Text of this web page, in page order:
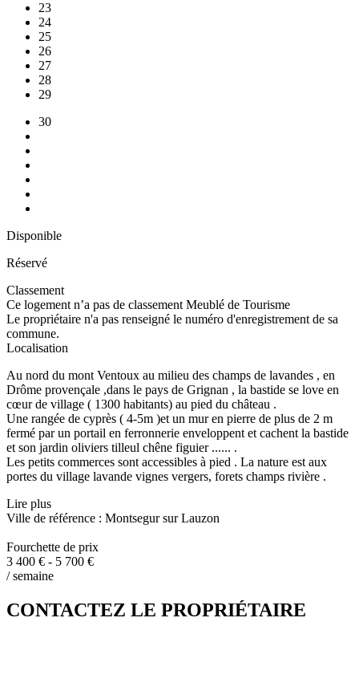
23
24
25
26
27
28
29
30
Disponible
Réservé
Classement
Ce logement n’a pas de classement Meublé de Tourisme
Le propriétaire n'a pas renseigné le numéro d'enregistrement de sa
commune.
Localisation
Au nord du mont Ventoux au milieu des champs de lavandes , en
Drôme provençale ,dans le pays de Grignan , la bastide se love en
cœur de village ( 1300 habitants) au pied du château .
Une rangée de cyprès ( 4-5m )et un mur en pierre de plus de 2 m
fermé par un portail en ferronnerie enveloppent et cachent la bastide
et son jardin oliviers tilleul chêne figuier ...... .
Les petits commerces sont accessibles à pied . La nature est aux
portes du village lavande vignes vergers, forets champs rivière .
Lire plus
Ville de référence : Montsegur sur Lauzon
Fourchette de prix
3 400 € - 5 700 €
/ semaine
CONTACTEZ LE PROPRIÉTAIRE